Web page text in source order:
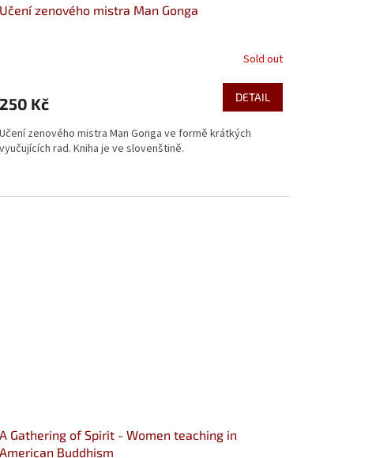
Učení zenového mistra Man Gonga
Sold out
250 Kč DETAIL
Učení zenového mistra Man Gonga ve formě krátkých
vyučujících rad. Kniha je ve slovenštině.
A Gathering of Spirit - Women teaching in
American Buddhism